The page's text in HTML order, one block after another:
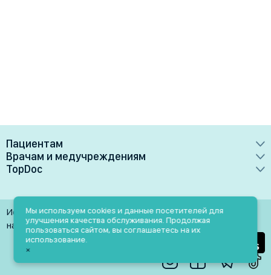
Пациентам
Врачи
Клиники
Лаборатории
Услуги
Блог
Акции и скидки
Врачам и медучреждениям
Преимущества
Медучреждениям
Врачам
TopDoc
Контакты
Помощь
Использование материалов разрешено только при
наличии активной ссылки на источник
Мы используем cookies и данные посетителей для
улучшения качества обслуживания. Продолжая
пользоваться сайтом, вы соглашаетесь на их
использование.
×